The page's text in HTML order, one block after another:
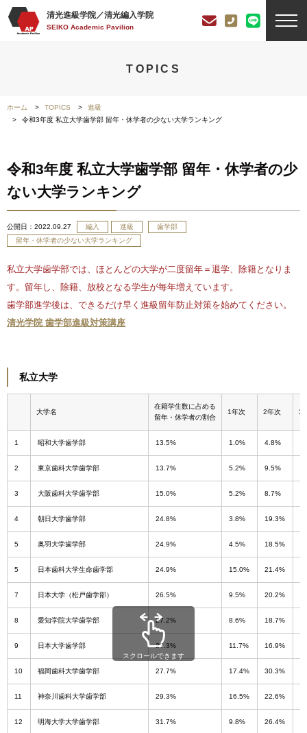
清光進級学院／清光編入学院
SEIKO Academic Pavilion
TOPICS
ホーム TOPICS
進級
令和3年度 私立大学歯学部 留年・休学者の少ない大学ランキング
令和3年度 私立大学歯学部 留年・休学者の少
ない大学ランキング
公開日： 2022.09.27 編入 進級
歯学部
留年・休学者の少ない大学ランキング
私立大学歯学部では、ほとんどの大学が二度留年＝退学、除籍となりま
す。留年し、除籍、放校となる学生が毎年増えています。
歯学部進学後は、できるだけ早く進級留年防止対策を始めてください。
清光学院 歯学部進級対策講座
私立大学
大学名
在籍学生数に占める
留年・休学者の割合
1年次 2年次 3
1 昭和大学歯学部 13.5% 1.0% 4.8%
2 東京歯科大学歯学部 13.7% 5.2% 9.5%
3 大阪歯科大学歯学部 15.0% 5.2% 8.7%
4 朝日大学歯学部 24.8% 3.8% 19.3%
5 奥羽大学歯学部 24.9% 4.5% 18.5%
5 日本歯科大学生命歯学部 24.9% 15.0% 21.4%
7 日本大学（松戸歯学部） 26.5% 9.5% 20.2%
8 愛知学院大学歯学部 27.2% 8.6% 18.7%
9 日本大学歯学部 27.3% 11.7% 16.9%
10 福岡歯科大学歯学部 27.7% 17.4% 30.3%
11 神奈川歯科大学歯学部 29.3% 16.5% 22.6%
12 明海大学大学歯学部 31.7% 9.8% 26.4%
スクロールできます